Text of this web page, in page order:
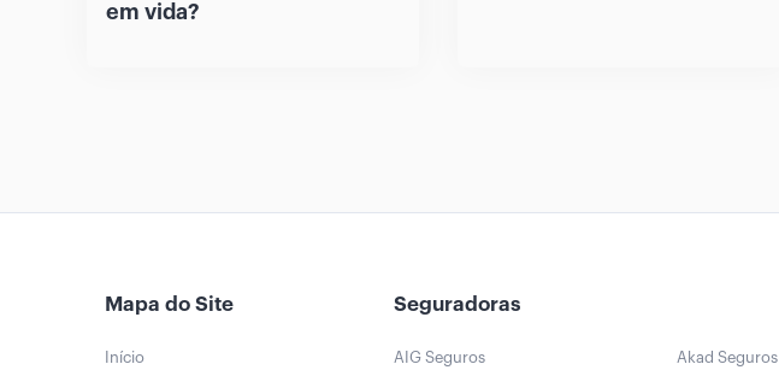
em vida?
Mapa do Site
Início
Seguradoras
AIG Seguros Akad Seguros